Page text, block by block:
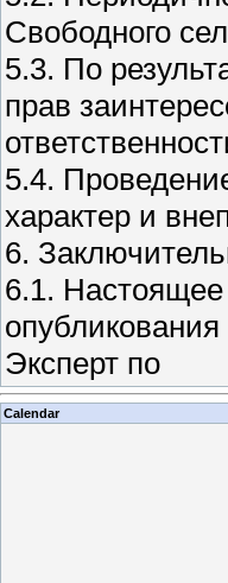
Свободного
5.3. По
прав
5.4.
характер и
6.
6.1.
опубликования
Эксперт по
Calendar